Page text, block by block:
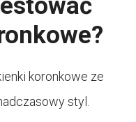
koronkowe ze
styl.